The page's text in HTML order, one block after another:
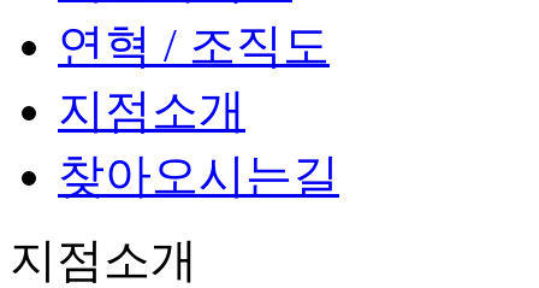
연혁 / 조직도
지점소개
찾아오시는길
지점소개